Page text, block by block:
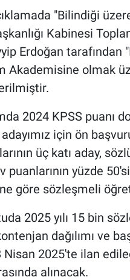
"Bilindiği
Kabinesi
Erdoğan tarafından
Akademisine olmak
2024 KPSS puanı
için ön
üç katı aday,
puanlarının yüzde
göre sözleşmeli
2025 yılı 15 bin
dağılımı ve
Nisan 2025'te ilan
alınacak.